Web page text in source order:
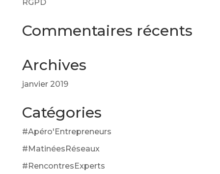
RGPD
Commentaires récents
Archives
janvier 2019
Catégories
#Apéro'Entrepreneurs
#MatinéesRéseaux
#RencontresExperts